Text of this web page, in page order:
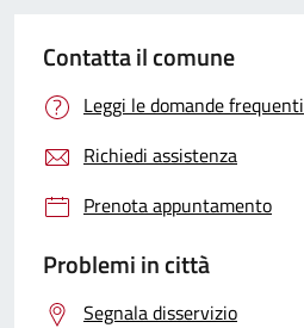
Contatta il comune
Leggi le domande frequenti
Richiedi assistenza
Prenota appuntamento
Problemi in città
Segnala disservizio